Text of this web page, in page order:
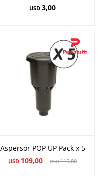
USD 3,00
Aspersor POP UP Pack x 5
USD 109,00 USD115,00